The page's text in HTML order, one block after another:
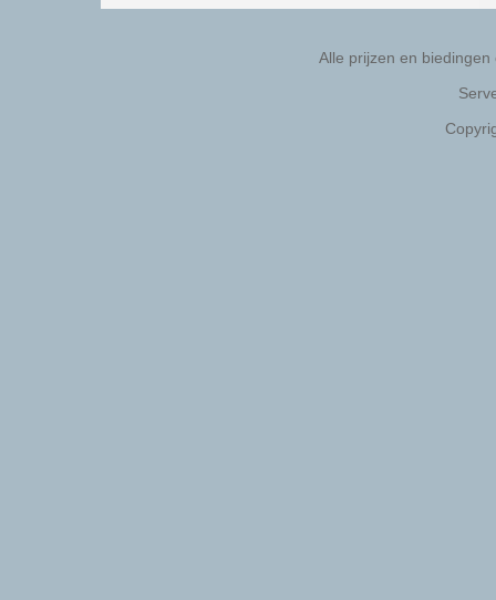
Alle prijzen en